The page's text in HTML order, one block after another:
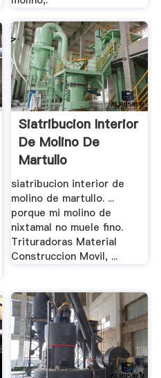
Siatribucion Interior
De Molino De
Martullo
siatribucion interior de
molino de martullo. ...
porque mi molino de
nixtamal no muele fino.
Trituradoras Material
Construccion Movil, ...